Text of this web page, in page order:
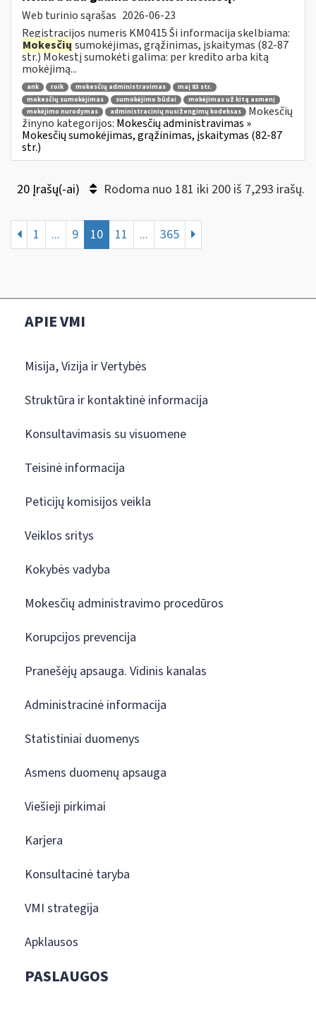
Web turinio sąrašas 2026-06-23
Registracijos numeris KM0415 Ši informacija skelbiama:
Mokesčių sumokėjimas, grąžinimas, įskaitymas (82-87
str.) Mokestį sumokėti galima: per kredito arba kitą
mokėjimą...
ank roik mokesčių administravimas
maį 83 str.
mokesčių sumokėjimas
sumokėjimo būdai
mokėjimas už kitą asmenį
mokėjimo nurodymas
administracinių nusižengimų kodeksas
Mokesčių
žinyno kategorijos: Mokesčių administravimas »
Mokesčių sumokėjimas, grąžinimas, įskaitymas (82-87
str.)
20 Įrašų(-ai) Rodoma nuo 181 iki 200 iš 7,293 irašų.
1 ... 9 10 11 ... 365
APIE VMI
Misija, Vizija ir Vertybės
Struktūra ir kontaktinė informacija
Konsultavimasis su visuomene
Teisinė informacija
Peticijų komisijos veikla
Veiklos sritys
Kokybės vadyba
Mokesčių administravimo procedūros
Korupcijos prevencija
Pranešėjų apsauga. Vidinis kanalas
Administracinė informacija
Statistiniai duomenys
Asmens duomenų apsauga
Viešieji pirkimai
Karjera
Konsultacinė taryba
VMI strategija
Apklausos
PASLAUGOS